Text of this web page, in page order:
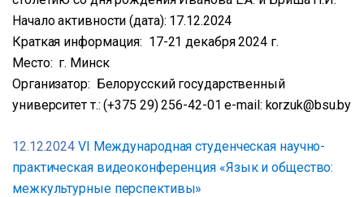
Начало активности (дата): 17.12.2024
Краткая информация: 17-21 декабря 2024 г.
Место: г. Минск
Организатор: Белорусский государственный
университет т.: (+375 29) 256-42-01 e-mail: korzuk@bsu.by
12.12.2024 VI Международная студенческая научно-
практическая видеоконференция «Язык и общество:
межкультурные перспективы»